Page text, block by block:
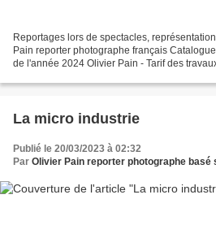
Reportages lors de spectacles,
Pain reporter photographe français
de l'année 2024 Olivier Pain - Tarif des travaux photo OLIVIER PAIN
La micro industrie
Publié le 20/03/2023 à 02:32
Par Olivier Pain reporter photographe basé